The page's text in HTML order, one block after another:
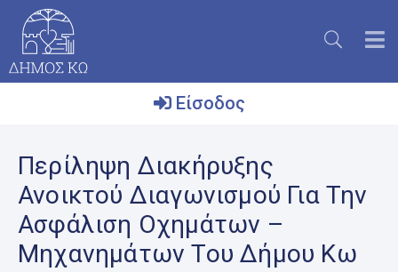
Δήμος
Το
Νησί
Ενημέρωση
Είσοδος
Περίληψη Διακήρυξης
Ανοικτού Διαγωνισμού Για Την
Ασφάλιση Οχημάτων –
Μηχανημάτων Του Δήμου Κω